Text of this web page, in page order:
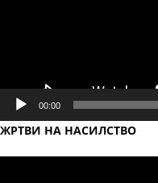
00:00
ЖРТВИ НА НАСИЛСТВО